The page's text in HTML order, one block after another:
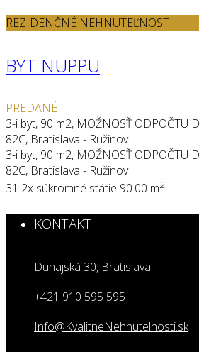
REZIDENČNÉ NEHNUTEĽNOSTI
BYT NUPPU
PREDANÉ
3-i byt, 90 m2, MOŽNOSŤ ODPOČTU
82C, Bratislava - Ružinov
3-i byt, 90 m2, MOŽNOSŤ ODPOČTU
82C, Bratislava - Ružinov
31 2x súkromné státie 90.00 m2
KONTAKT
Dunajská 30, Bratislava
+421 910 595 595
Info@KvalitneNehnutelnosti.sk